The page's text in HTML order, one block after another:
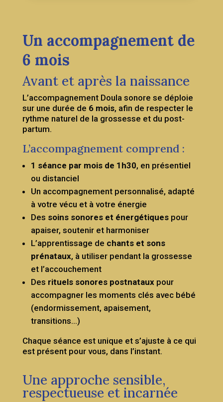
Un accompagnement de
6 mois
Avant et après la naissance
L’accompagnement Doula sonore se déploie
sur une durée de 6 mois, afin de respecter le
rythme naturel de la grossesse et du post-
partum.
L’accompagnement comprend :
1 séance par mois de 1h30, en présentiel
ou distanciel
Un accompagnement personnalisé, adapté
à votre vécu et à votre énergie
Des soins sonores et énergétiquespour
apaiser, soutenir et harmoniser
L’apprentissage de chants et sons
prénataux, à utiliser pendant la grossesse
et l’accouchement
Des rituels sonores postnatauxpour
accompagner les moments clés avec bébé
(endormissement, apaisement,
transitions…)
Chaque séance est unique et s’ajuste à ce qui
est présent pour vous, dans l’instant.
Une approche sensible,
respectueuse et incarnée